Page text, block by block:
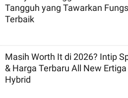
Tangguh yang Tawarkan
Terbaik
Masih Worth It di 2026? Intip
& Harga Terbaru All New Ertiga
Hybrid